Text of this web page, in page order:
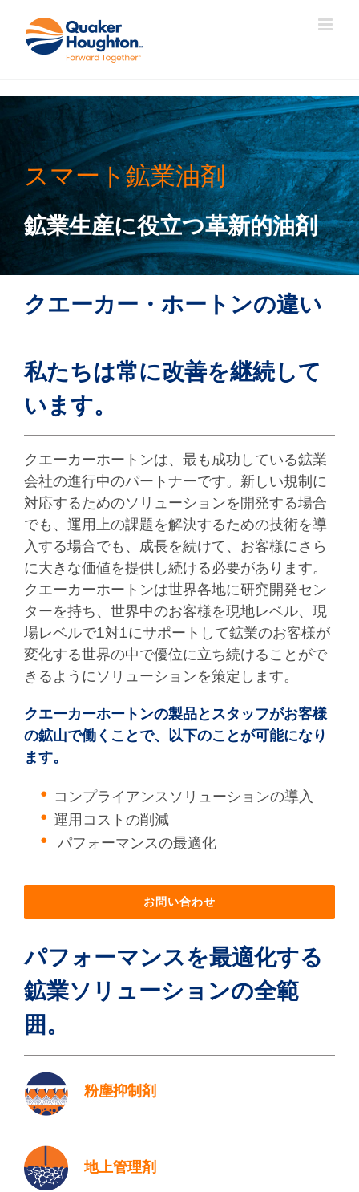
content
スマート鉱業油剤
鉱業生産に役立つ革新的油剤
クエーカー・ホートンの違い
私たちは常に改善を継続して
います。
クエーカーホートンは、最も成功している鉱業
会社の進行中のパートナーです。新しい規制に
対応するためのソリューションを開発する場合
でも、運用上の課題を解決するための技術を導
入する場合でも、成長を続けて、お客様にさら
に大きな価値を提供し続ける必要があります。
クエーカーホートンは世界各地に研究開発セン
ターを持ち、世界中のお客様を現地レベル、現
場レベルで1対1にサポートして鉱業のお客様が
変化する世界の中で優位に立ち続けることがで
きるようにソリューションを策定します。
クエーカーホートンの製品とスタッフがお客様
の鉱山で働くことで、以下のことが可能になり
ます。
コンプライアンスソリューションの導入
運用コストの削減
パフォーマンスの最適化
お問い合わせ
パフォーマンスを最適化する
鉱業ソリューションの全範
囲。
粉塵抑制剤
地上管理剤